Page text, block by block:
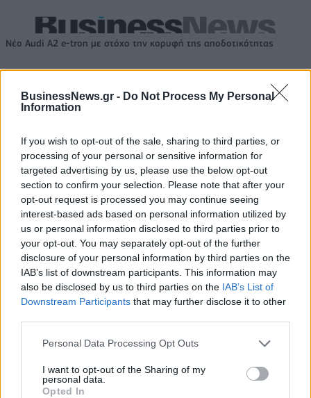
BusinessNews.gr - Do Not Process My Personal
Information
If you wish to opt-out of the sale, sharing to third parties, or
processing of your personal or sensitive information for
targeted advertising by us, please use the below opt-out
section to confirm your selection. Please note that after your
opt-out request is processed you may continue seeing
interest-based ads based on personal information utilized by
us or personal information disclosed to third parties prior to
your opt-out. You may separately opt-out of the further
disclosure of your personal information by third parties on the
IAB’s list of downstream participants. This information may
also be disclosed by us to third parties on the IAB’s List of
Downstream Participants that may further disclose it to other
Personal Data Processing Opt Outs
I want to opt-out of the Sharing of my
personal data.
Opted In
Νέο Audi A2 e-tron με στόχο την κορυφή της αποδοτικότητας
Μακάμπι Τελ Αβίβ: Ανακοίνωσε
τον Κίτον Γουάλας (pic)
«Η οικογένεια Μπας φέρεται να
Χρηματιστήριο Αθηνών: Εβδομαδιαία άνοδος 1,76%, κέρδη 23,31%
από τις αρχές του έτους
Ελληνική Αναπτυξιακή Τράπεζα:
Με «προίκα» 2 δισ. ευρώ
ανοίγει δρόμο για δάνεια έως 5
Υπ. Μεταφορών: Οριστική λύση
στο ζήτημα των πινακίδων
κυκλοφορίας - Τέλος στις
Η Chery επενδύει 75 εκατ. δολάρια στην KG Mobility